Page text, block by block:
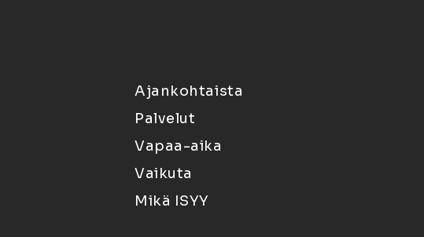
Ajankohtaista
Palvelut
Vapaa-aika
Vaikuta
Mikä ISYY